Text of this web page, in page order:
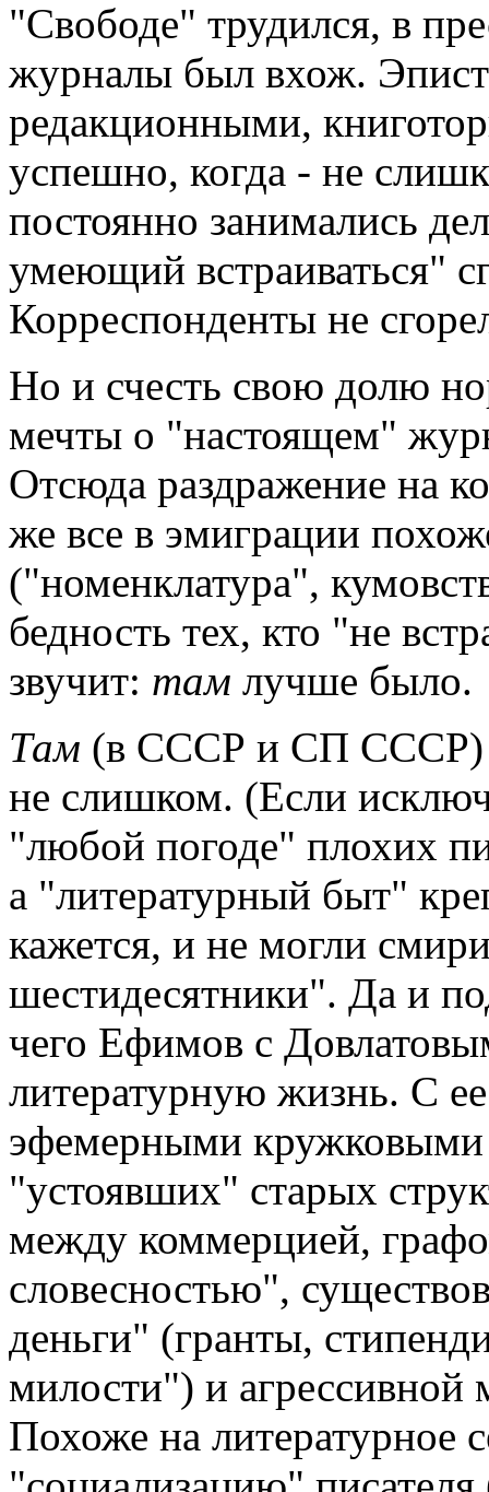
"Свободе" трудился, в
журналы был вхож.
редакционными,
успешно, когда - не
постоянно занимались
умеющий встраиваться"
Корреспонденты не
Но и счесть свою долю
мечты о "настоящем"
Отсюда раздражение на
же все в эмиграции
("номенклатура",
бедность тех, кто "не
звучит: там лучше было.
Там (в СССР и СП СССР)
не слишком. (Если
"любой погоде" плохих
а "литературный быт"
кажется, и не могли
шестидесятники". Да и
чего Ефимов с
литературную жизнь. С
эфемерными кружковыми
"устоявших" старых
между коммерцией,
словесностью",
деньги" (гранты,
милости") и агрессивной
Похоже на литературное